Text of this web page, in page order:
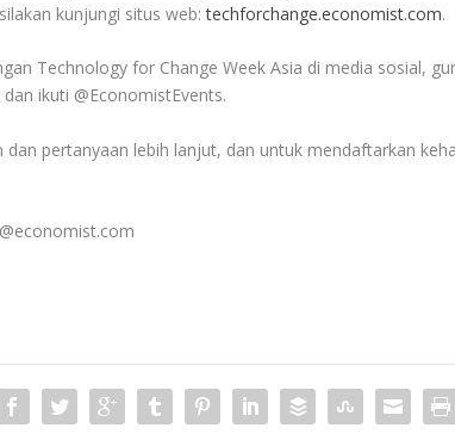
kunjungi situs web:techforchange.economist.com.
Technology for Change Week Asia di media sosial,
ikuti @EconomistEvents.
dan pertanyaan lebih lanjut, dan untuk mendaftarkan